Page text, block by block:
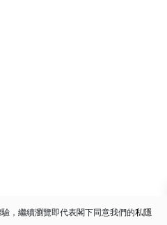
，繼續瀏覽即代表閣下同意我們的私隱